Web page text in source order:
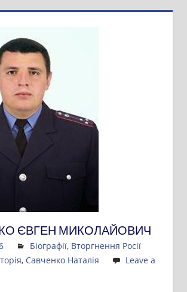
ЄВГЕН МИКОЛАЙОВИЧ
Admin
Біографії, Вторгнення Росії
, Савченко Наталія
Leave a